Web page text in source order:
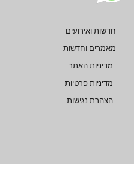
חדשות ואירועים
מאמרים וחדשות
מדיניות האתר
מדיניות פרטיות
הצהרת נגישות